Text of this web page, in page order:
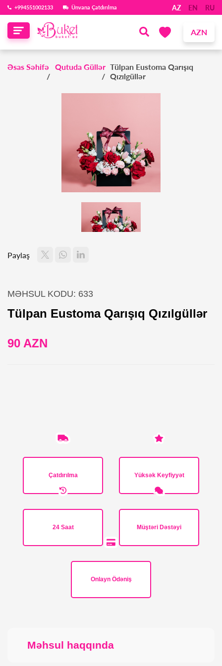
‪+994551002133‬ Ünvana Çatdırılma AZ EN RU
AZN
Əsas Səhifə Qutuda Güllər Tülpan Eustoma Qarışıq
Qızılgüllər
Paylaş
MƏHSUL KODU: 633
Tülpan Eustoma Qarışıq Qızılgüllər
90 AZN
Çatdırılma Yüksək Keyfiyyət
24 Saat Müştəri Dəstəyi
Onlayn Ödəniş
Məhsul haqqında